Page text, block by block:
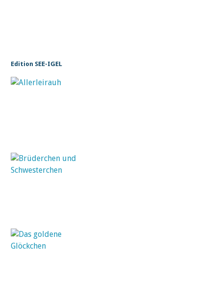
Edition SEE-IGEL